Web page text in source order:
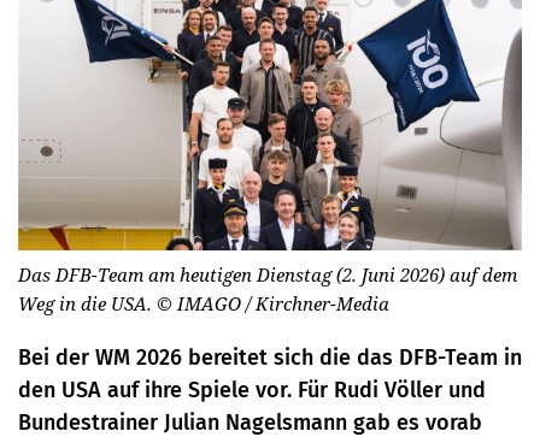
Das DFB-Team am heutigen Dienstag (2. Juni 2026) auf dem
Weg in die USA. © IMAGO / Kirchner-Media
Bei der WM 2026 bereitet sich die das DFB-Team in
den USA auf ihre Spiele vor. Für Rudi Völler und
Bundestrainer Julian Nagelsmann gab es vorab